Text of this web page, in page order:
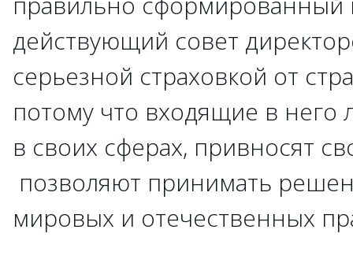
действующий совет
серьезной страховкой от
потому что входящие в
в своих сферах, привносят
позволяют принимать
мировых и отечественных